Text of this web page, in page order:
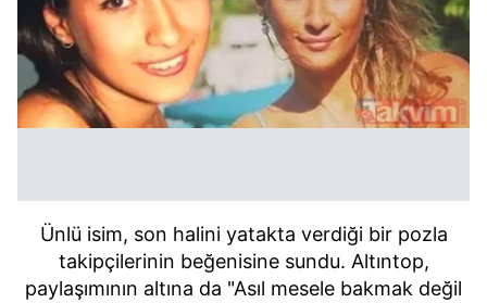
Ünlü isim, son halini yatakta verdiği bir pozla
takipçilerinin beğenisine sundu. Altıntop,
paylaşımının altına da "Asıl mesele bakmak değil